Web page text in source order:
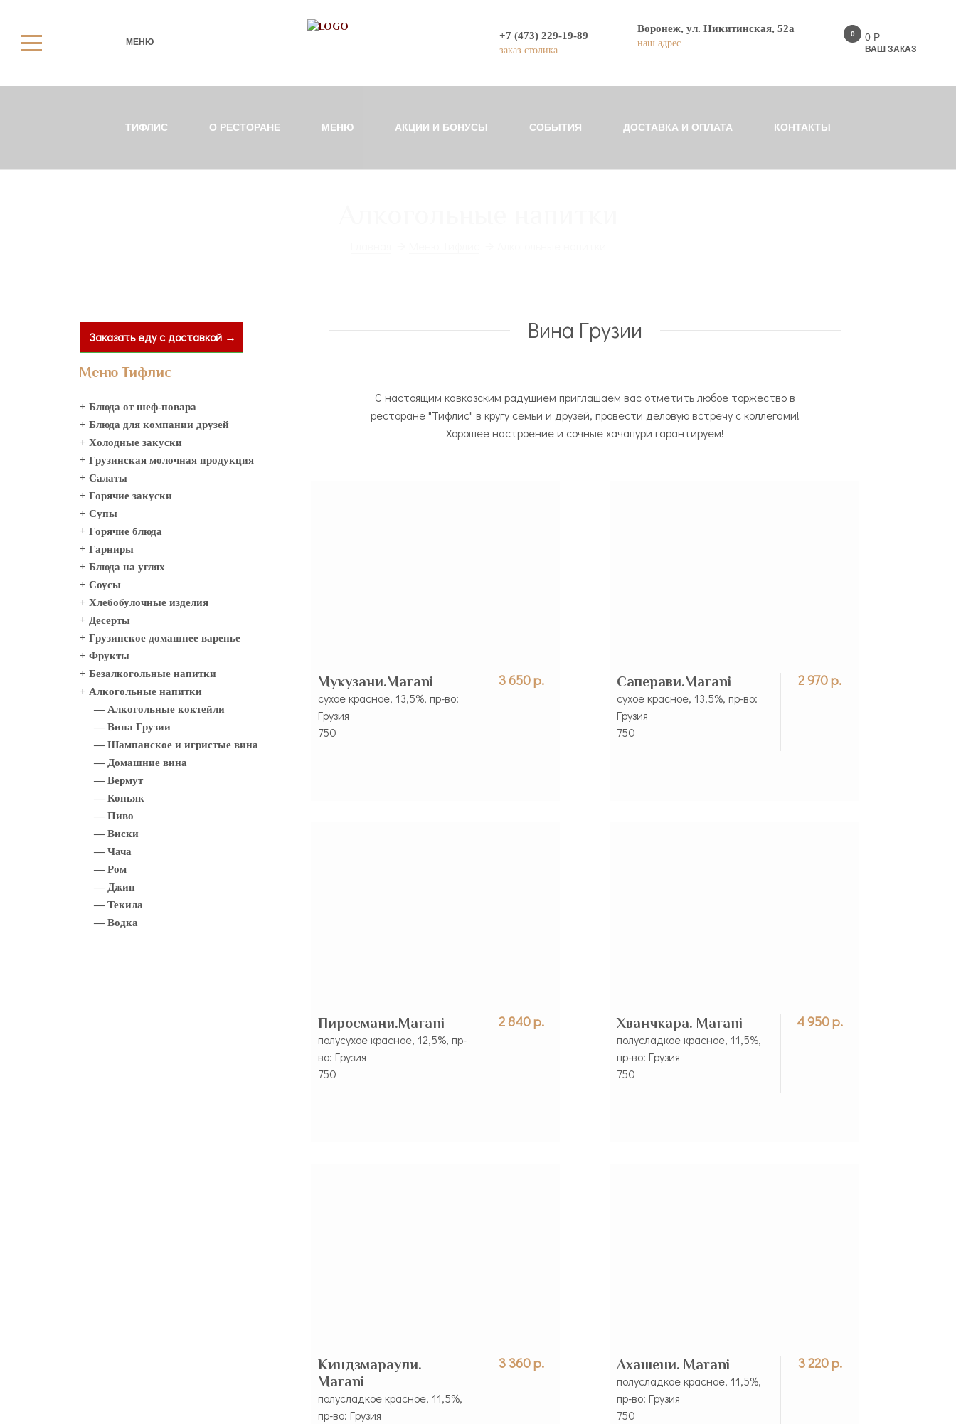
МЕНЮ
+7 (473) 229-19-89
заказ столика
Воронеж, ул. Никитинская, 52а
наш адрес
0 0 Р
ВАШ ЗАКАЗ
ТИФЛИС О РЕСТОРАНЕ МЕНЮ АКЦИИ И БОНУСЫ СОБЫТИЯ ДОСТАВКА И ОПЛАТА КОНТАКТЫ
Заказать еду с доставкой →
Меню Тифлис
+ Блюда от шеф-повара
+ Блюда для компании друзей
+ Холодные закуски
+ Грузинская молочная продукция
+ Салаты
+ Горячие закуски
+ Супы
+ Горячие блюда
+ Гарниры
+ Блюда на углях
+ Соусы
+ Хлебобулочные изделия
+ Десерты
+ Грузинское домашнее варенье
+ Фрукты
+ Безалкогольные напитки
+ Алкогольные напитки
— Алкогольные коктейли
— Вина Грузии
— Шампанское и игристые вина
— Домашние вина
— Вермут
— Коньяк
— Пиво
— Виски
— Чача
— Ром
— Джин
— Текила
— Водка
Вина Грузии
C настоящим кавказским радушием приглашаем вас отметить любое торжество в
ресторане "Тифлис" в кругу семьи и друзей, провести деловую встречу с коллегами!
Хорошее настроение и сочные хачапури гарантируем!
3 650 р.
Мукузани.Marani
сухое красное, 13,5%, пр-во:
Грузия
750
2 970 р.
Саперави.Marani
сухое красное, 13,5%, пр-во:
Грузия
750
2 840 р.
Пиросмани.Marani
полусухое красное, 12,5%, пр-
во: Грузия
750
4 950 р.
Хванчкара. Marani
полусладкое красное, 11,5%,
пр-во: Грузия
750
3 360 р.
Киндзмараули.
Marani
полусладкое красное, 11,5%,
пр-во: Грузия
3 220 р.
Ахашени. Marani
полусладкое красное, 11,5%,
пр-во: Грузия
750